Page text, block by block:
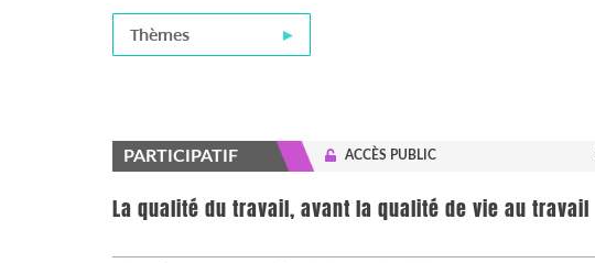
Thèmes
PARTICIPATIF ACCÈS PUBLIC
La qualité du travail, avant la qualité de vie au travail